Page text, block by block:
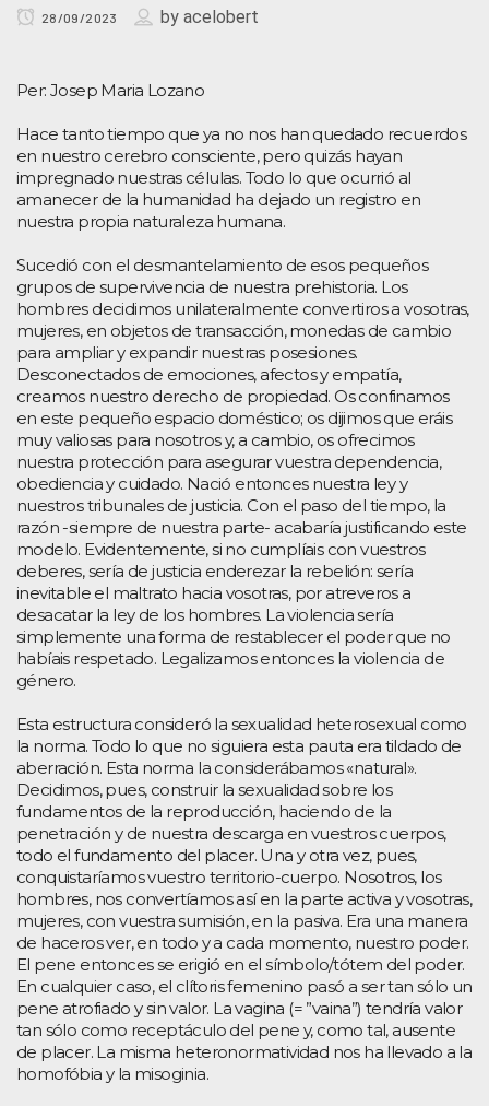
28/09/2023 by acelobert
Per: Josep Maria Lozano
Hace tanto tiempo que ya no nos han quedado recuerdos
en nuestro cerebro consciente, pero quizás hayan
impregnado nuestras células. Todo lo que ocurrió al
amanecer de la humanidad ha dejado un registro en
nuestra propia naturaleza humana.
Sucedió con el desmantelamiento de esos pequeños
grupos de supervivencia de nuestra prehistoria. Los
hombres decidimos unilateralmente convertiros a vosotras,
mujeres, en objetos de transacción, monedas de cambio
para ampliar y expandir nuestras posesiones.
Desconectados de emociones, afectos y empatía,
creamos nuestro derecho de propiedad. Os confinamos
en este pequeño espacio doméstico; os dijimos que eráis
muy valiosas para nosotros y, a cambio, os ofrecimos
nuestra protección para asegurar vuestra dependencia,
obediencia y cuidado. Nació entonces nuestra ley y
nuestros tribunales de justicia. Con el paso del tiempo, la
razón -siempre de nuestra parte- acabaría justificando este
modelo. Evidentemente, si no cumplíais con vuestros
deberes, sería de justicia enderezar la rebelión: sería
inevitable el maltrato hacia vosotras, por atreveros a
desacatar la ley de los hombres. La violencia sería
simplemente una forma de restablecer el poder que no
habíais respetado. Legalizamos entonces la violencia de
género.
Esta estructura consideró la sexualidad heterosexual como
la norma. Todo lo que no siguiera esta pauta era tildado de
aberración. Esta norma la considerábamos «natural».
Decidimos, pues, construir la sexualidad sobre los
fundamentos de la reproducción, haciendo de la
penetración y de nuestra descarga en vuestros cuerpos,
todo el fundamento del placer. Una y otra vez, pues,
conquistaríamos vuestro territorio-cuerpo. Nosotros, los
hombres, nos convertíamos así en la parte activa y vosotras,
mujeres, con vuestra sumisión, en la pasiva. Era una manera
de haceros ver, en todo y a cada momento, nuestro poder.
El pene entonces se erigió en el símbolo/tótem del poder.
En cualquier caso, el clítoris femenino pasó a ser tan sólo un
pene atrofiado y sin valor. La vagina (= ”vaina”) tendría valor
tan sólo como receptáculo del pene y, como tal, ausente
de placer. La misma heteronormatividad nos ha llevado a la
homofóbia y la misoginia.